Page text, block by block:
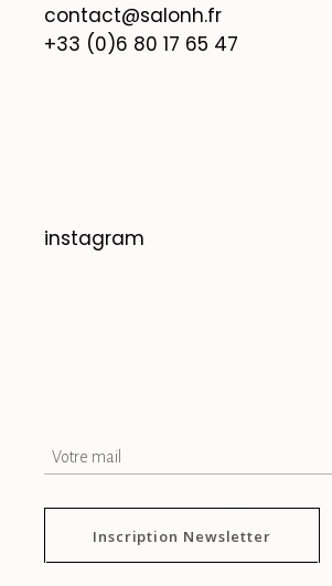
contact@salonh.fr
+33 (0)6 80 17 65 47
instagram
Inscription Newsletter